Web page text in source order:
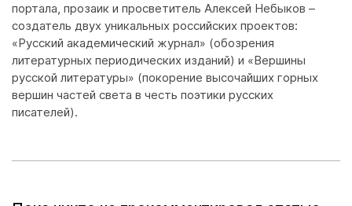
портала, прозаик и просветитель Алексей Небыков –
создатель двух уникальных российских проектов:
«Русский академический журнал» (обозрения
литературных периодических изданий) и «Вершины
русской литературы» (покорение высочайших горных
вершин частей света в честь поэтики русских
писателей).